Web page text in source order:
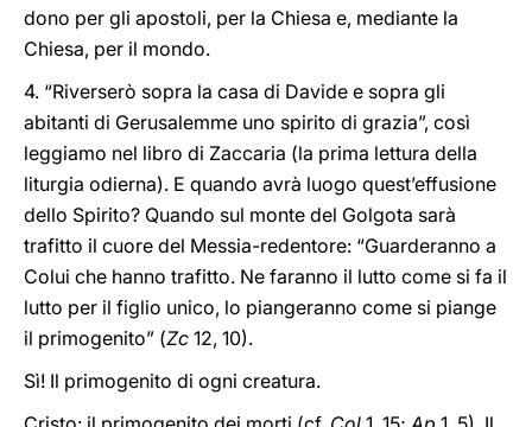
dono per gli apostoli, per la Chiesa e, mediante la
Chiesa, per il mondo.
4. “Riverserò sopra la casa di Davide e sopra gli
abitanti di Gerusalemme uno spirito di grazia”, così
leggiamo nel libro di Zaccaria (la prima lettura della
liturgia odierna). E quando avrà luogo quest’effusione
dello Spirito? Quando sul monte del Golgota sarà
trafitto il cuore del Messia-redentore: “Guarderanno a
Colui che hanno trafitto. Ne faranno il lutto come si fa il
lutto per il figlio unico, lo piangeranno come si piange
il primogenito” (Zc 12, 10).
Sì! Il primogenito di ogni creatura.